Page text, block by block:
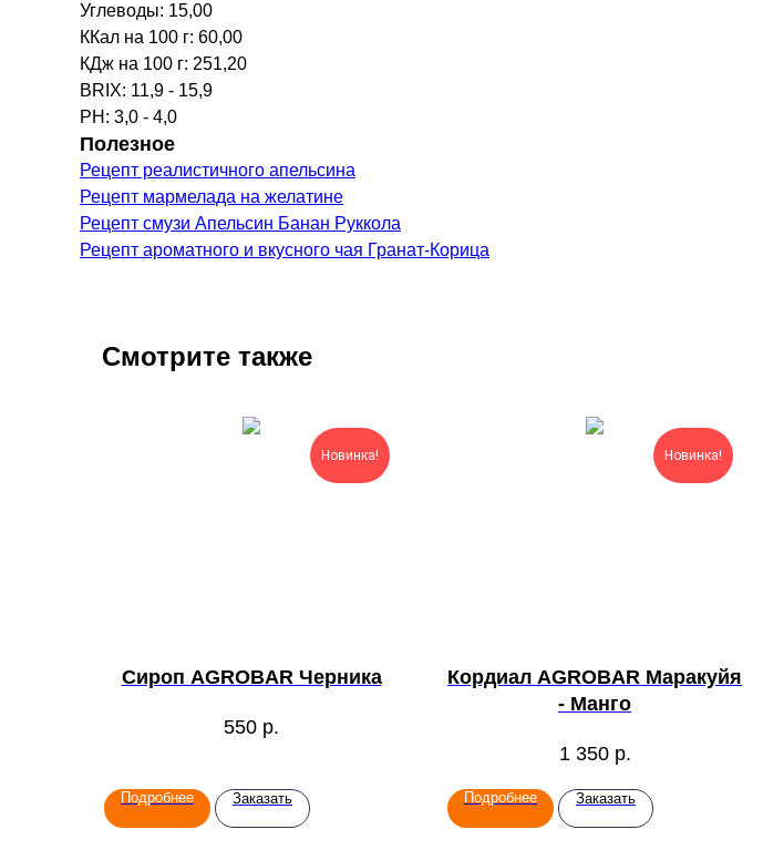
Углеводы: 15,00
ККал на 100 г: 60,00
КДж на 100 г: 251,20
BRIX: 11,9 - 15,9
PH: 3,0 - 4,0
Полезное
Рецепт реалистичного апельсина
Рецепт мармелада на желатине
Рецепт смузи Апельсин Банан Руккола
Рецепт ароматного и вкусного чая Гранат-Корица
Смотрите также
Новинка!
Сироп AGROBAR Черника
550 р.
Подробнее Заказать
Новинка!
Кордиал AGROBAR Маракуйя
- Манго
1 350 р.
Подробнее Заказать